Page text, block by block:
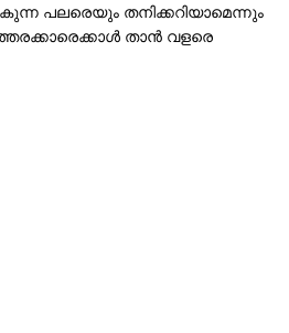
പലരെയും തനിക്കറിയാമെന്നും
താൻ വളരെ